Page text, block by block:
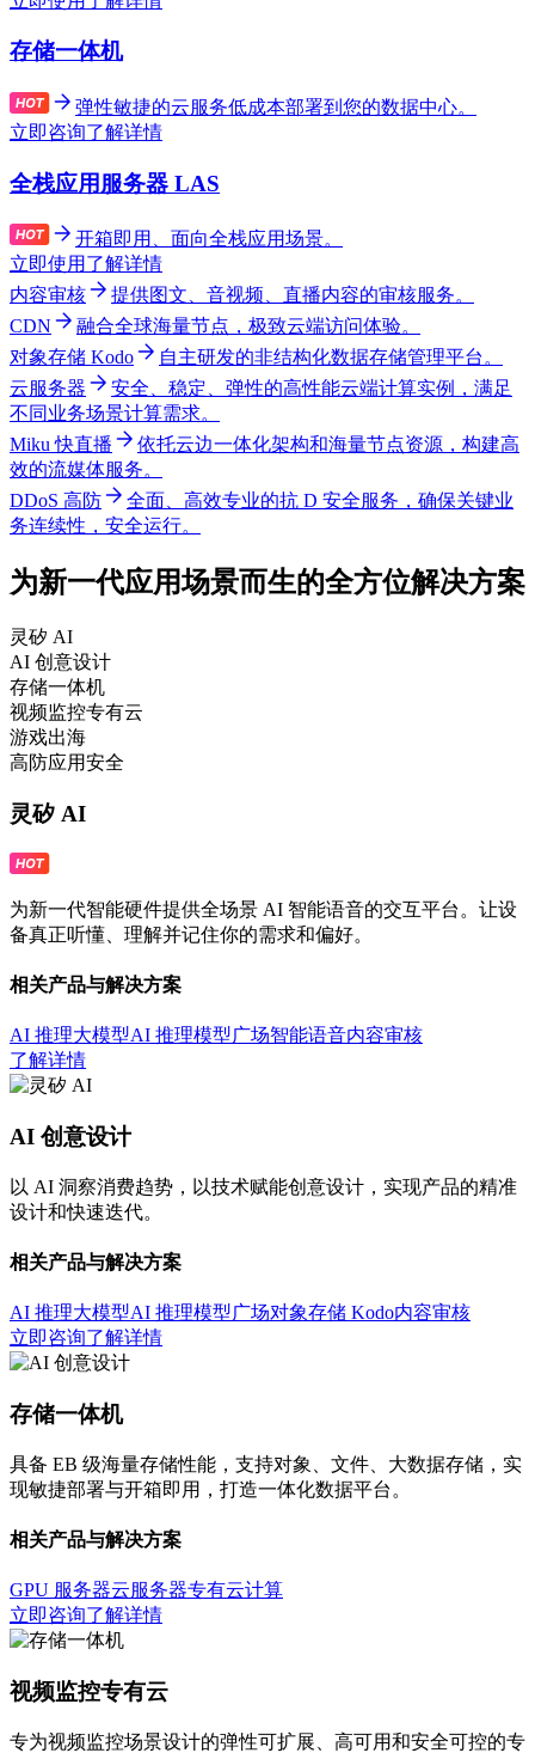
存储一体机
弹性敏捷的云服务低成本部署到您的数据中心。
立即咨询了解详情
全栈应用服务器 LAS
开箱即用、面向全栈应用场景。
立即使用 了解详情
内容审核
提供图文、音视频、直播内容的审核服务。
CDN
融合全球海量节点，极致云端访问体验。
对象存储 Kodo
自主研发的非结构化数据存储管理平台。
云服务器
安全、稳定、弹性的高性能云端计算实例，满足
不同业务场景计算需求。
Miku 快直播
依托云边一体化架构和海量节点资源，构建高
效的流媒体服务。
DDoS 高防
全面、高效专业的抗 D 安全服务，确保关键业
务连续性，安全运行。
为新一代应用场景而生的全方位解决方案
灵矽 AI
AI 创意设计
存储一体机
视频监控专有云
游戏出海
高防应用安全
灵矽 AI
为新一代智能硬件提供全场景 AI 智能语音的交互平台。让设
备真正听懂、理解并记住你的需求和偏好。
相关产品与解决方案
AI 推理大模型AI 推理模型广场智能语音内容审核
了解详情
AI 创意设计
以 AI 洞察消费趋势，以技术赋能创意设计，实现产品的精准
设计和快速迭代。
相关产品与解决方案
AI 推理大模型AI 推理模型广场对象存储 Kodo内容审核
立即咨询了解详情
存储一体机
具备 EB 级海量存储性能，支持对象、文件、大数据存储，实
现敏捷部署与开箱即用，打造一体化数据平台。
相关产品与解决方案
GPU 服务器云服务器专有云计算
立即咨询了解详情
视频监控专有云
专为视频监控场景设计的弹性可扩展、高可用和安全可控的专